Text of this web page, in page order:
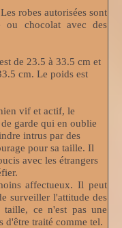
robes autorisées sont
ou chocolat avec des
de 23.5 à 33.5 cm et
cm. Le poids est
vif et actif, le
garde qui en oublie
intrus par des
pour sa taille. Il
avec les étrangers
affectueux. Il peut
surveiller l'attitude des
ce n'est pas une
d'être traité comme tel.